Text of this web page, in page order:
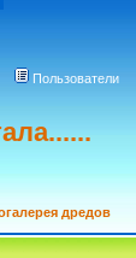
Пользователи
дредов